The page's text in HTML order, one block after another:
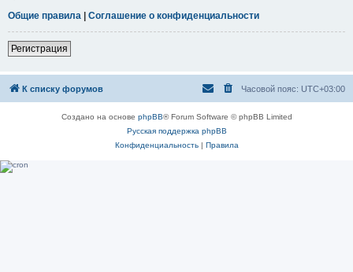
Общие правила | Соглашение о конфиденциальности
Регистрация
К списку форумов Часовой пояс: UTC+03:00
Создано на основе phpBB® Forum Software © phpBB Limited
Русская поддержка phpBB
Конфиденциальность| Правила